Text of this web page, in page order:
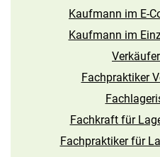
Kaufmann im E-
Kaufmann im
Fachpraktiker
Fachkraft für
Fachpraktiker für